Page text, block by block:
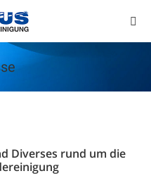
hier:
Diverses rund um die